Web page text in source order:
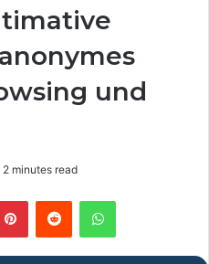
und
2 minutes read
PinterestReddit WhatsApp